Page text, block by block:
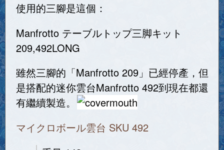
使用的三腳是這個：
Manfrotto テーブルトップ三脚キット
209,492LONG
雖然三腳的「Manfrotto 209」已經停產，但
是搭配的迷你雲台Manfrotto 492到現在都還
有繼續製造。
マイクロボール雲台 SKU 492